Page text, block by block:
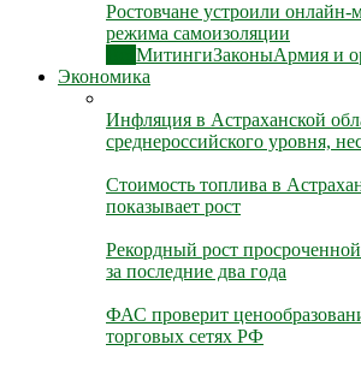
Ростовчане устроили онлайн-
режима самоизоляции
МитингиЗаконыАрмия и
Экономика
Инфляция в Астраханской
среднероссийского уровня,
Стоимость топлива в
показывает рост
Рекордный рост
за последние два года
ФАС проверит
торговых сетях РФ